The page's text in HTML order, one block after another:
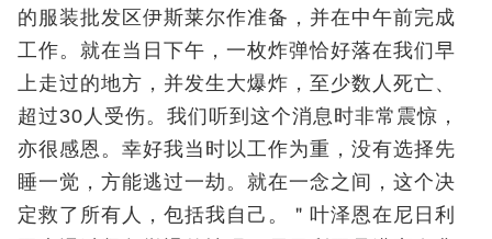
的服装批发区伊斯莱尔作准备，并在中午前完成
工作。就在当日下午，一枚炸弹恰好落在我们早
上走过的地方，并发生大爆炸，至少数人死亡、
超过30人受伤。我们听到这个消息时非常震惊，
亦很感恩。幸好我当时以工作为重，没有选择先
睡一觉，方能逃过一劫。就在一念之间，这个决
定救了所有人，包括我自己。＂叶泽恩在尼日利